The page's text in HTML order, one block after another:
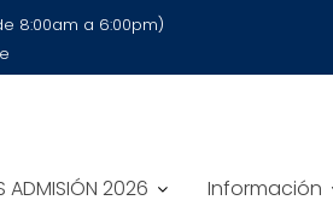
8:00am a 6:00pm)
ADMISIÓN 2026 Información